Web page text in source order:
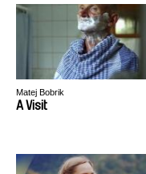
Matej Bobrik
A Visit